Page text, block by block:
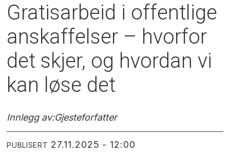
Gratisarbeid i offentlige
anskaffelser – hvorfor
det skjer, og hvordan vi
kan løse det
Innlegg av:Gjesteforfatter
PUBLISERT 27.11.2025 - 12:00